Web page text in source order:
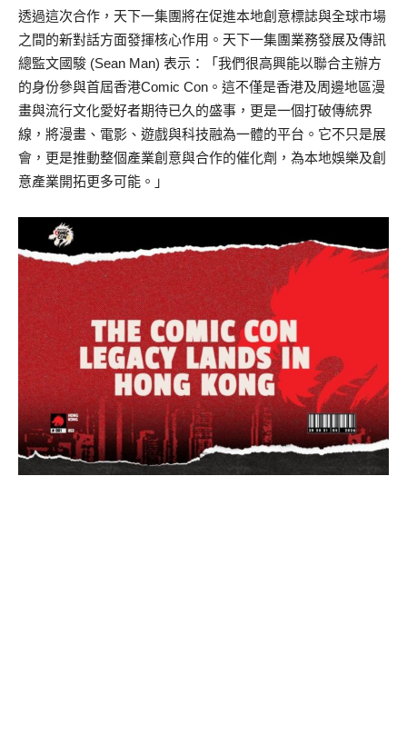
透過這次合作，天下一集團將在促進本地創意標誌與全球市場
之間的新對話方面發揮核心作用。天下一集團業務發展及傳訊
總監文國駿 (Sean Man) 表示：「我們很高興能以聯合主辦方
的身份參與首屆香港Comic Con。這不僅是香港及周邊地區漫
畫與流行文化愛好者期待已久的盛事，更是一個打破傳統界
線，將漫畫、電影、遊戲與科技融為一體的平台。它不只是展
會，更是推動整個產業創意與合作的催化劑，為本地娛樂及創
意產業開拓更多可能。」